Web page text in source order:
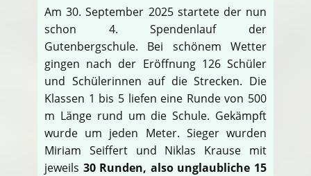
Am 30. September 2025 startete der nun
schon 4. Spendenlauf der
Gutenbergschule. Bei schönem Wetter
gingen nach der Eröffnung 126 Schüler
und Schülerinnen auf die Strecken. Die
Klassen 1 bis 5 liefen eine Runde von 500
m Länge rund um die Schule. Gekämpft
wurde um jeden Meter. Sieger wurden
Miriam Seiffert und Niklas Krause mit
jeweils 30 Runden, also unglaubliche 15